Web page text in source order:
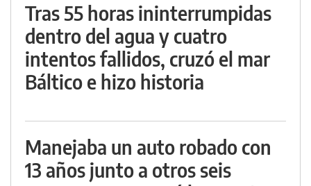
Tras 55 horas ininterrumpidas
dentro del agua y cuatro
intentos fallidos, cruzó el mar
Báltico e hizo historia
Manejaba un auto robado con
13 años junto a otros seis